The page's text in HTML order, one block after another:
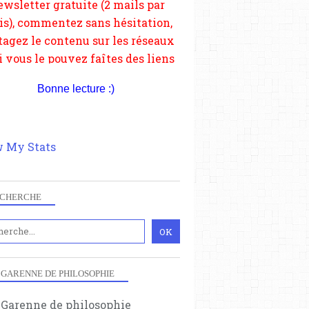
DE PHILOSOPHIE
depuis votre site.
Bonne lecture :)
My Stats